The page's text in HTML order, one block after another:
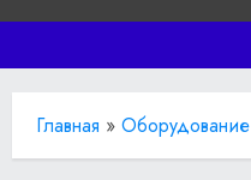
Главная » Оборудование